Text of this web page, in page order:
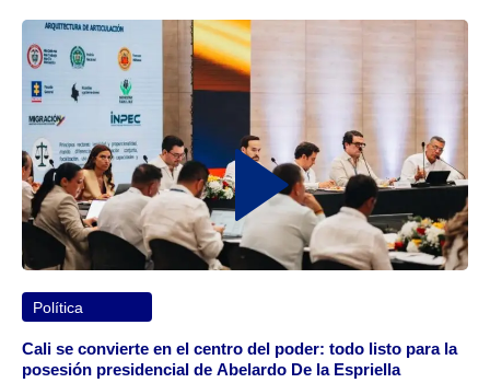
Política
Cali se convierte en el centro del poder: todo listo para la
posesión presidencial de Abelardo De la Espriella